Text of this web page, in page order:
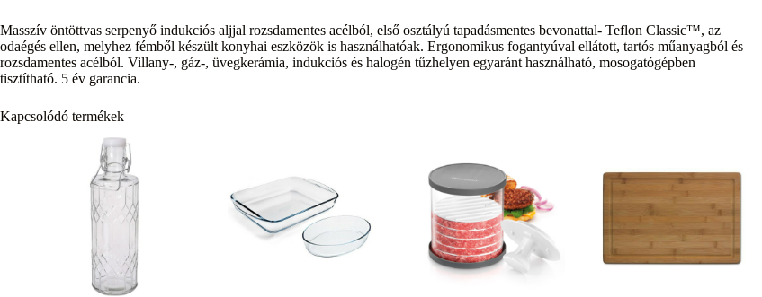
Masszív öntöttvas serpenyő indukciós aljjal rozsdamentes acélból, első osztályú tapadásmentes bevonattal- Teflon Classic™, az
odaégés ellen, melyhez fémből készült konyhai eszközök is használhatóak. Ergonomikus fogantyúval ellátott, tartós műanyagból és
rozsdamentes acélból. Villany-, gáz-, üvegkerámia, indukciós és halogén tűzhelyen egyaránt használható, mosogatógépben
tisztítható. 5 év garancia.
Kapcsolódó termékek